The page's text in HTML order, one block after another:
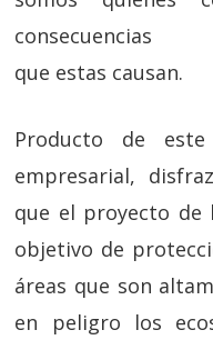
consecuencias
que estas causan.
Producto de
empresarial,
que el proyecto de
objetivo de
áreas que son
en peligro los